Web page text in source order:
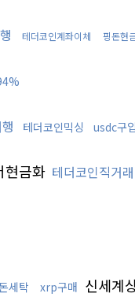
테더코인계좌이체 핑돈현
테더코인믹싱 usdc구
현금화 테더코인직거래
세탁 xrp구매 신세계